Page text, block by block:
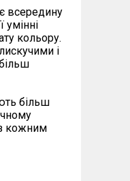
всередину
умінні
кольору.
і
більш
кожним